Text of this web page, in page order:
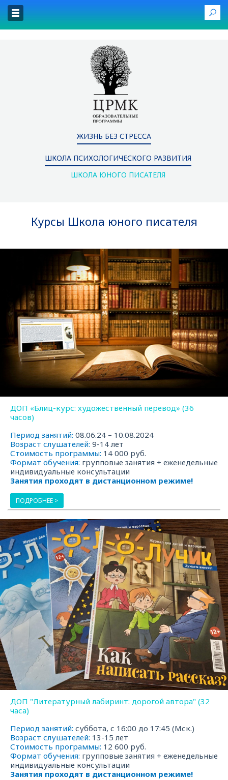
ЖИЗНЬ БЕЗ СТРЕССА
ШКОЛА ПСИХОЛОГИЧЕСКОГО РАЗВИТИЯ
ШКОЛА ЮНОГО ПИСАТЕЛЯ
Курсы Школа юного писателя
ДОП «Блиц-курс: художественный перевод» (36
часов)
Период занятий: 08.06.24 – 10.08.2024
Возраст слушателей: 9-14 лет
Стоимость программы: 14 000 руб.
Формат обучения: групповые занятия + еженедельные
индивидуальные консультации
Занятия проходят в дистанционном режиме!
ПОДРОБНЕЕ >
ДОП "Литературный лабиринт: дорогой автора" (32
часа)
Период занятий: суббота, с 16:00 до 17:45 (Мск.)
Возраст слушателей: 13-15 лет
Стоимость программы: 12 600 руб.
Формат обучения: групповые занятия + еженедельные
индивидуальные консультации
Занятия проходят в дистанционном режиме!